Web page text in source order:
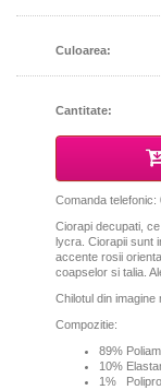
Culoarea:
Cantitate:
Comanda telefonic:
Ciorapi decupati,
lycra. Ciorapii sunt
accente rosii
coapselor si talia.
Chilotul din imagine
Compozitie:
89%
10%
1%